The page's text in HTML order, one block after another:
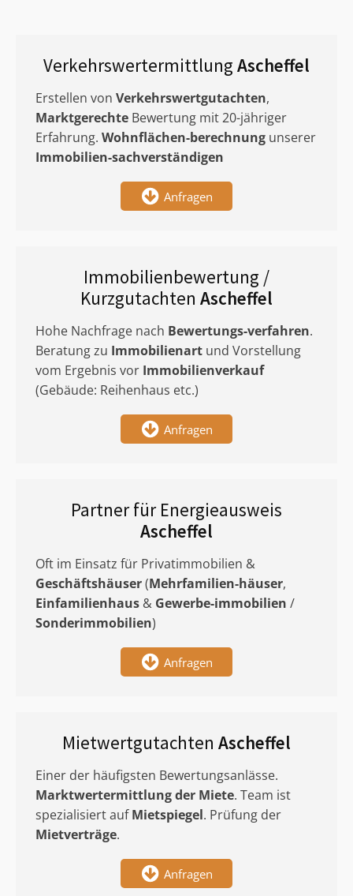
Verkehrswertermittlung Ascheffel
Erstellen von Verkehrswertgutachten,
Marktgerechte Bewertung mit 20-jähriger
Erfahrung. Wohnflächen-berechnung unserer
Immobilien-sachverständigen
Anfragen
Immobilienbewertung /
Kurzgutachten Ascheffel
Hohe Nachfrage nach Bewertungs-verfahren.
Beratung zu Immobilienart und Vorstellung
vom Ergebnis vor Immobilienverkauf
(Gebäude: Reihenhaus etc.)
Anfragen
Partner für Energieausweis
Ascheffel
Oft im Einsatz für Privatimmobilien &
Geschäftshäuser(Mehrfamilien-häuser,
Einfamilienhaus & Gewerbe-immobilien /
Sonderimmobilien)
Anfragen
Mietwertgutachten Ascheffel
Einer der häufigsten Bewertungsanlässe.
Marktwertermittlungder Miete. Team ist
spezialisiert aufMietspiegel. Prüfung der
Mietverträge.
Anfragen